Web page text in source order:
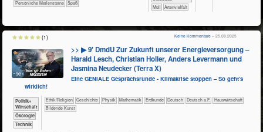
Persönliche Meilensteine
Spaß
​Müll
Artenvielfalt
>> ▶ 9′ DmdU Zur Zukunft unserer Energieversorgung –
Harald Lesch, Christian Holler, Anders Levermann und
Jasmina Neudecker (Terra X)
Eine GENIALE Gesprächsrunde - Klimakrise stoppen – So geht's
wirklich!
​​​​​​​​​Politik+​
Wirtschaft
​​​​​​​Ökologie
​Technik
​​​​​​​​​​Ethik/​Religion ​​​​​​​​Geschichte ​​​​​​​Physik ​​​​​​Mathematik ​​​​​Erdkunde ​​​​Deutsch ​​​Deutsch a.F.
​Haus­wirtschaft
Bildende Kunst
Keine Kommentare – 25.08.2025
(1)